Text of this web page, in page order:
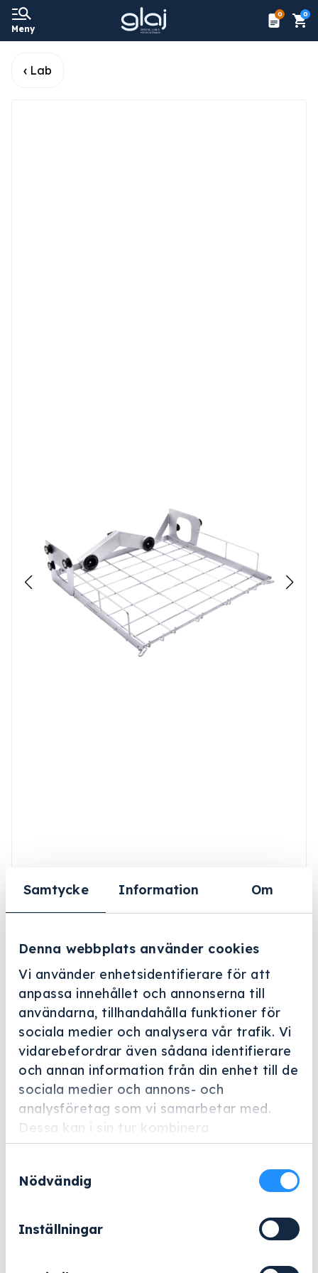
Samtycke Information Om
Denna webbplats använder cookies
Vi använder enhetsidentifierare för att
anpassa innehållet och annonserna till
användarna, tillhandahålla funktioner för
sociala medier och analysera vår trafik. Vi
vidarebefordrar även sådana identifierare
och annan information från din enhet till de
sociala medier och annons- och
analysföretag som vi samarbetar med.
Dessa kan i sin tur kombinera
informationen med annan information som
samlat in när du har använt deras tjänster.
Nödvändig
Inställningar
Meny
0 0
Lab
Helskärm
Miele Professional
A 100
automatisk stängning av kopplingar.
9 148kr